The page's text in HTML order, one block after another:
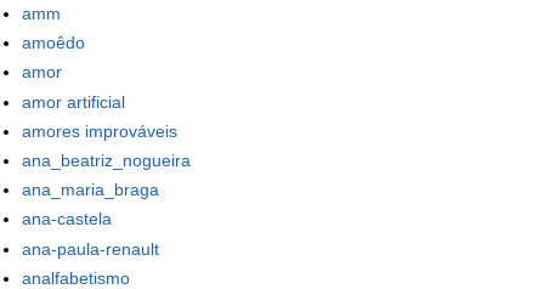
amm
amoêdo
amor
amor artificial
amores improváveis
ana_beatriz_nogueira
ana_maria_braga
ana-castela
ana-paula-renault
analfabetismo